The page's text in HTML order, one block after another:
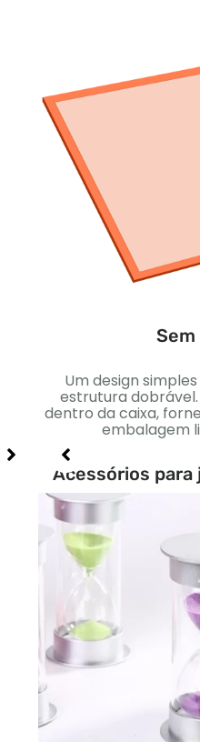
Um design
estrutura
dentro da caixa,
embalagem
Acessórios